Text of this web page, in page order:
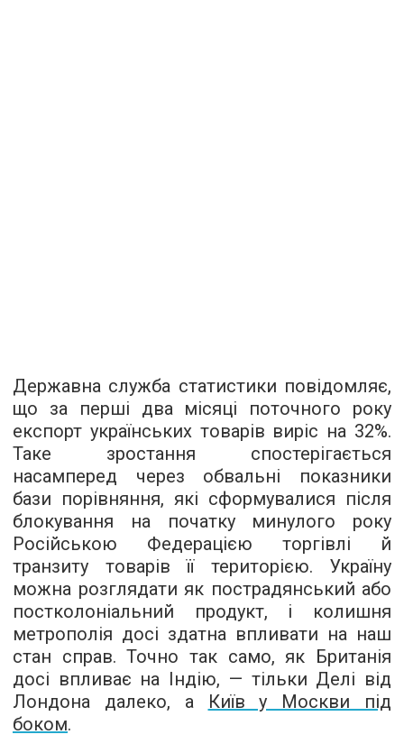
Державна служба статистики повідомляє,
що за перші два місяці поточного року
експорт українських товарів виріс на 32%.
Таке зростання спостерігається
насамперед через обвальні показники
бази порівняння, які сформувалися після
блокування на початку минулого року
Російською Федерацією торгівлі й
транзиту товарів її територією. Україну
можна розглядати як пострадянський або
постколоніальний продукт, і колишня
метрополія досі здатна впливати на наш
стан справ. Точно так само, як Британія
досі впливає на Індію, — тільки Делі від
Лондона далеко, а
Київ у Москви під
боком.